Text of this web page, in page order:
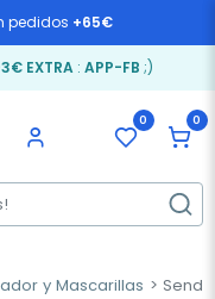
pedidos +65€
EXTRA: APP-FB ;)
0 0
y Mascarillas